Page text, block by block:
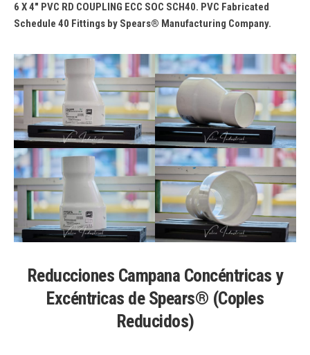
6 X 4″ PVC RD COUPLING ECC SOC SCH40. PVC Fabricated
Schedule 40 Fittings by Spears® Manufacturing Company.
Reducciones Campana Concéntricas y
Excéntricas de Spears® (Coples
Reducidos)